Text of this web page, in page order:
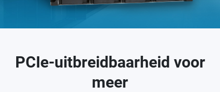
PCIe-uitbreidbaarheid voor
meer